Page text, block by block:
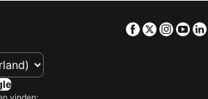
Facebook
Twitter